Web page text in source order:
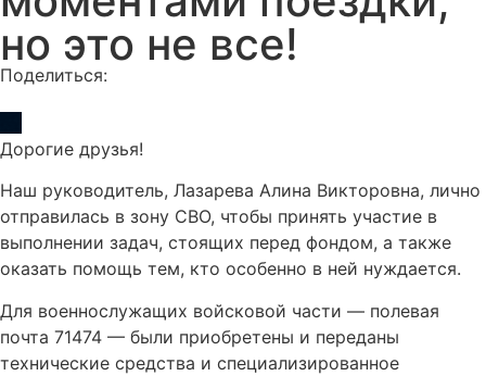
но это не все!
Поделиться:
Дорогие друзья!
Наш руководитель, Лазарева Алина Викторовна, лично
отправилась в зону СВО, чтобы принять участие в
выполнении задач, стоящих перед фондом, а также
оказать помощь тем, кто особенно в ней нуждается.
Для военнослужащих войсковой части — полевая
почта 71474 — были приобретены и переданы
технические средства и специализированное